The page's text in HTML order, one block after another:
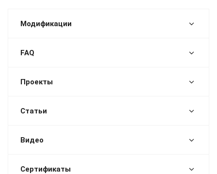
Модификации
FAQ
Проекты
Статьи
Видео
Сертификаты